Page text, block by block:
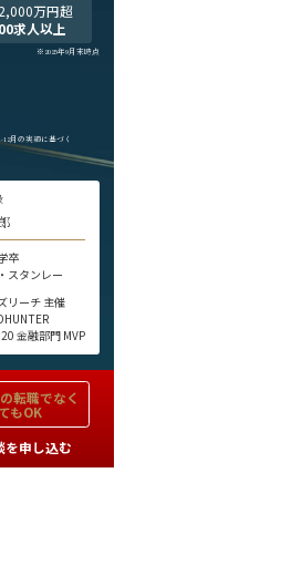
万円超
求人以上
※2025年9月末時点
12月の実績に基づく
卒
スタンレー
リーチ 主催
金融部門 MVP
転職でなく
もOK
を申し込む